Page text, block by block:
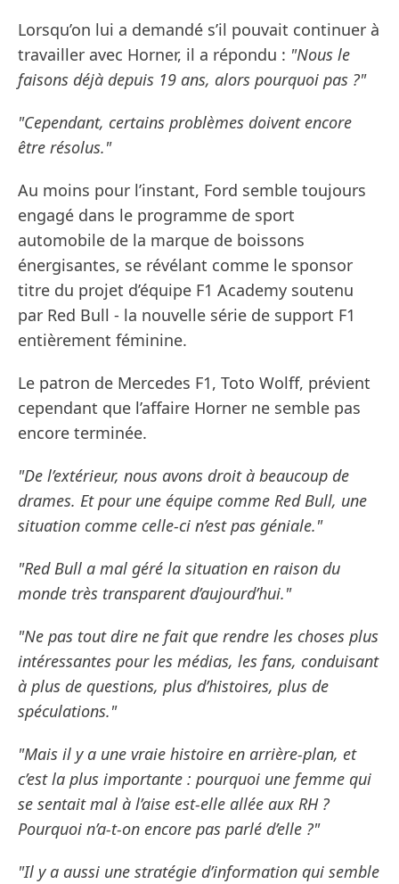
Lorsqu’on lui a demandé s’il pouvait continuer à
travailler avec Horner, il a répondu : "Nous le
faisons déjà depuis 19 ans, alors pourquoi pas ?"
"Cependant, certains problèmes doivent encore
être résolus."
Au moins pour l’instant, Ford semble toujours
engagé dans le programme de sport
automobile de la marque de boissons
énergisantes, se révélant comme le sponsor
titre du projet d’équipe F1 Academy soutenu
par Red Bull - la nouvelle série de support F1
entièrement féminine.
Le patron de Mercedes F1, Toto Wolff, prévient
cependant que l’affaire Horner ne semble pas
encore terminée.
"De l’extérieur, nous avons droit à beaucoup de
drames. Et pour une équipe comme Red Bull, une
situation comme celle-ci n’est pas géniale."
"Red Bull a mal géré la situation en raison du
monde très transparent d’aujourd’hui."
"Ne pas tout dire ne fait que rendre les choses plus
intéressantes pour les médias, les fans, conduisant
à plus de questions, plus d’histoires, plus de
spéculations."
"Mais il y a une vraie histoire en arrière-plan, et
c’est la plus importante : pourquoi une femme qui
se sentait mal à l’aise est-elle allée aux RH ?
Pourquoi n’a-t-on encore pas parlé d’elle ?"
"Il y a aussi une stratégie d’information qui semble